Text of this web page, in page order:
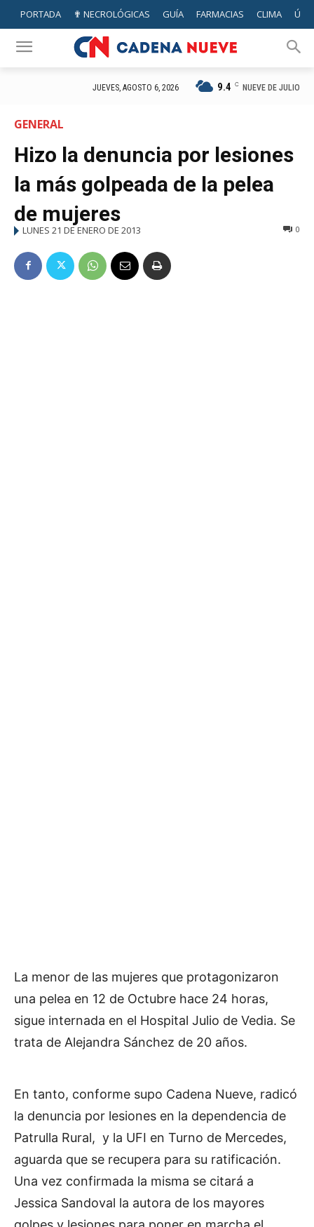
PORTADA ✟ NECROLÓGICAS GUÍA FARMACIAS CLIMA
JUEVES, AGOSTO 6, 2026 9.4 C NUEVE DE JULIO
GENERAL
Hizo la denuncia por lesiones
la más golpeada de la pelea
de mujeres
LUNES 21 DE ENERO DE 2013 0
La menor de las mujeres que protagonizaron
una pelea en 12 de Octubre hace 24 horas,
sigue internada en el Hospital Julio de Vedia. Se
trata de Alejandra Sánchez de 20 años.
En tanto, conforme supo Cadena Nueve, radicó
la denuncia por lesiones en la dependencia de
Patrulla Rural, y la UFI en Turno de Mercedes,
aguarda que se recupera para su ratificación.
Una vez confirmada la misma se citará a
Jessica Sandoval la autora de los mayores